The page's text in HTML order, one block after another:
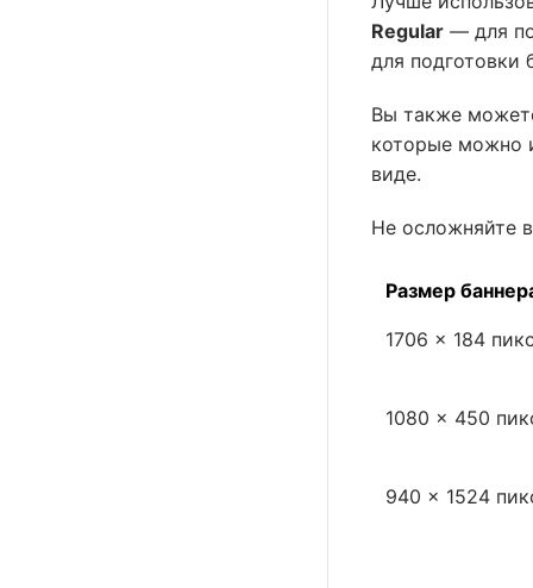
Regular — для
для подготовки
Вы также
которые можно
виде.
Не осложняйте
Размер
1706 × 184
1080 × 450
940 × 1524